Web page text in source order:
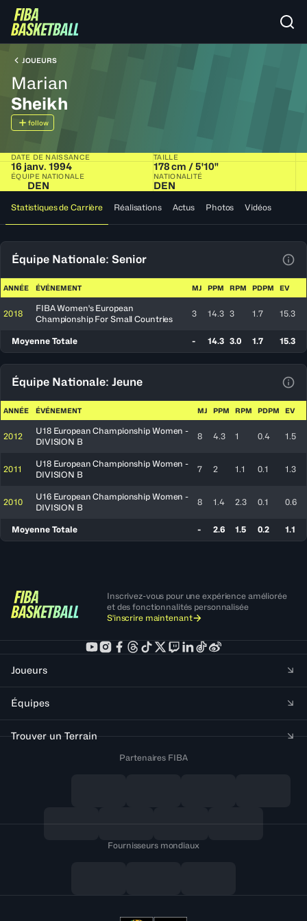
JOUEURS
Marian
Sheikh
follow
DATE DE NAISSANCE
16 janv. 1994
TAILLE
178 cm / 5'10"
ÉQUIPE NATIONALE
DEN
NATIONALITÉ
DEN
Statistiques de Carrière Réalisations Actus Photos Vidéos
Équipe Nationale: Senior
ANNÉE ÉVÉNEMENT MJ PPM RPM PDPM EV
2018
FIBA Women's European
Championship For Small Countries
3 14.3 3 1.7 15.3
Moyenne Totale - 14.3 3.0 1.7 15.3
Équipe Nationale: Jeune
ANNÉE ÉVÉNEMENT MJ PPM RPM PDPM EV
2012
U18 European Championship Women -
DIVISION B
8 4.3 1 0.4 1.5
2011
U18 European Championship Women -
DIVISION B
7 2 1.1 0.1 1.3
2010
U16 European Championship Women -
DIVISION B
8 1.4 2.3 0.1 0.6
Moyenne Totale - 2.6 1.5 0.2 1.1
Inscrivez-vous pour une expérience améliorée
et des fonctionnalités personnalisée
S'inscrire maintenant
Joueurs
Équipes
Trouver un Terrain
Partenaires FIBA
Fournisseurs mondiaux